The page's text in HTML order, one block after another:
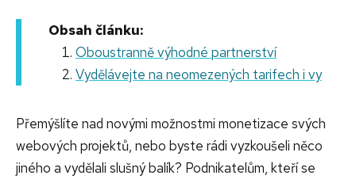
Obsah článku:
Oboustranně výhodné partnerství
Vydělávejte na neomezených tarifech i vy
Přemýšlíte nad novými možnostmi monetizace svých
webových projektů, nebo byste rádi vyzkoušeli něco
jiného a vydělali slušný balík? Podnikatelům, kteří se